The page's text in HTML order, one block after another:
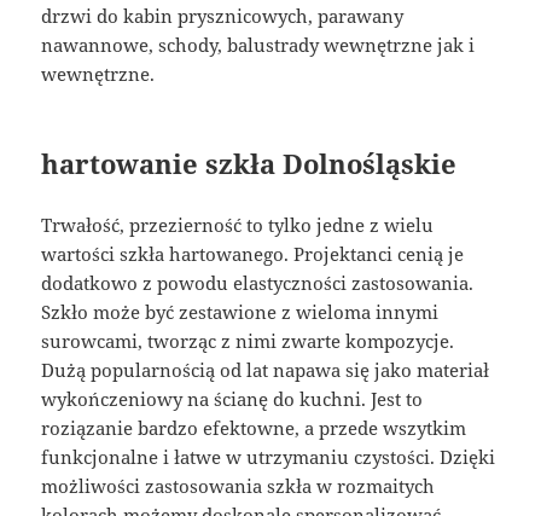
drzwi do kabin prysznicowych, parawany
nawannowe, schody, balustrady wewnętrzne jak i
wewnętrzne.
hartowanie szkła Dolnośląskie
Trwałość, przezierność to tylko jedne z wielu
wartości szkła hartowanego. Projektanci cenią je
dodatkowo z powodu elastyczności zastosowania.
Szkło może być zestawione z wieloma innymi
surowcami, tworząc z nimi zwarte kompozycje.
Dużą popularnością od lat napawa się jako materiał
wykończeniowy na ścianę do kuchni. Jest to
roziązanie bardzo efektowne, a przede wszytkim
funkcjonalne i łatwe w utrzymaniu czystości. Dzięki
możliwości zastosowania szkła w rozmaitych